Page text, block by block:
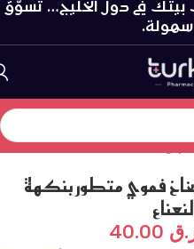
بيتك في دول الخليج… تسوّق
سهولة.
و الأسنان
فموي متطور بنكهة